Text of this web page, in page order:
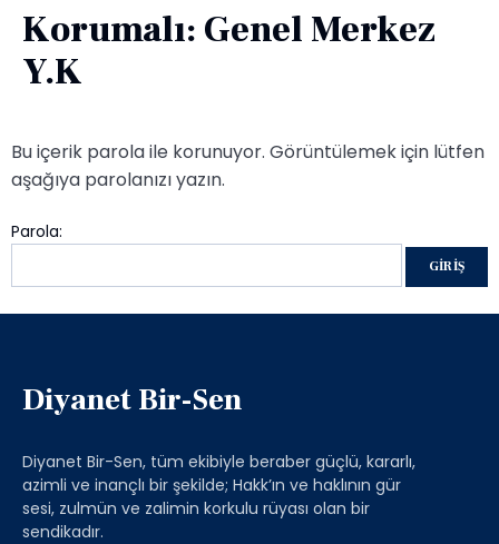
Korumalı: Genel Merkez
Y.K
Bu içerik parola ile korunuyor. Görüntülemek için lütfen
aşağıya parolanızı yazın.
Parola:
Diyanet Bir-Sen
Diyanet Bir-Sen, tüm ekibiyle beraber güçlü, kararlı,
azimli ve inançlı bir şekilde; Hakk’ın ve haklının gür
sesi, zulmün ve zalimin korkulu rüyası olan bir
sendikadır.